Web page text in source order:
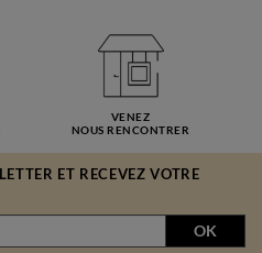
VENEZ
NOUS RENCONTRER
ET RECEVEZ VOTRE
OK